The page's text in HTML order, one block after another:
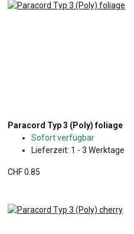
Paracord Typ 3 (Poly) foliage
Sofort verfügbar
Lieferzeit: 1 - 3 Werktage
CHF 0.85